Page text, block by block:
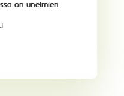
on unelmien